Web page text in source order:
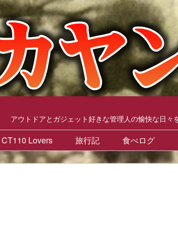
アウトドアとガジェット好きな管理人の愉快な日々
CT110 Lovers 旅行記 食べログ